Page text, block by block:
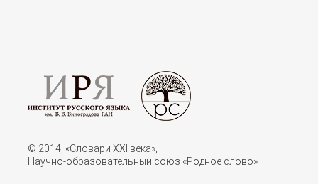
© 2014, «Словари XXI векa»,
Научно-образовательный союз «Родное слово»